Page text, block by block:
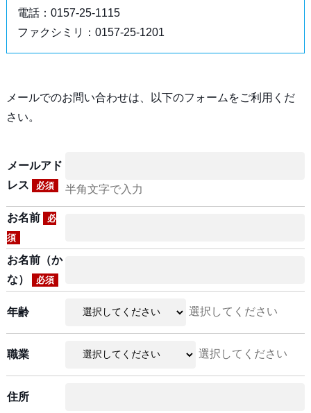
電話：0157-25-1115
ファクシミリ：0157-25-1201
メールでのお問い合わせは、以下のフォームをご利用くだ
さい。
メールアド
レス
必須 半角文字で入力
お名前
必
須
お名前（か
な）
必須
年齢 選択してください
職業 選択してください
住所